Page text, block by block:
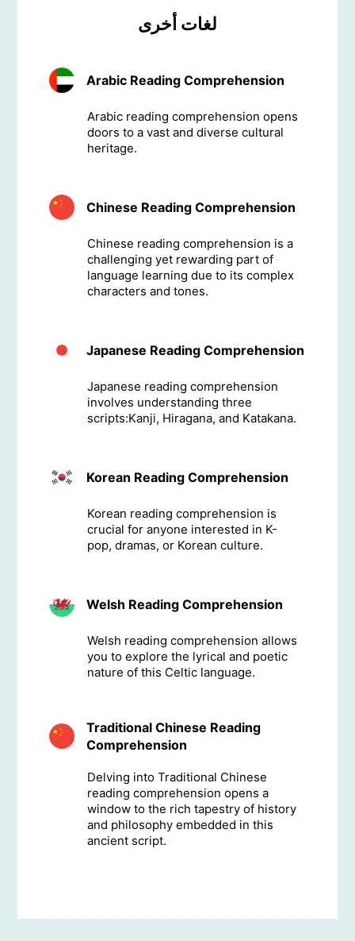
لغات أخرى
Arabic Reading Comprehension
Arabic reading comprehension opens
doors to a vast and diverse cultural
heritage.
Chinese Reading Comprehension
Chinese reading comprehension is a
challenging yet rewarding part of
language learning due to its complex
characters and tones.
Japanese Reading Comprehension
Japanese reading comprehension
involves understanding three
scripts:Kanji, Hiragana, and Katakana.
Korean Reading Comprehension
Korean reading comprehension is
crucial for anyone interested in K-
pop, dramas, or Korean culture.
Welsh Reading Comprehension
Welsh reading comprehension allows
you to explore the lyrical and poetic
nature of this Celtic language.
Traditional Chinese Reading
Comprehension
Delving into Traditional Chinese
reading comprehension opens a
window to the rich tapestry of history
and philosophy embedded in this
ancient script.